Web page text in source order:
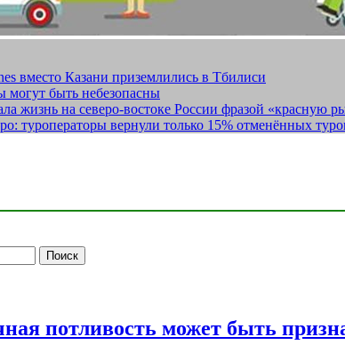
вместо Казани приземлились в Тбилиси
могут быть небезопасны
жизнь на северо-востоке России фразой «красную
туроператоры вернули только 15% отменённых
потливость может быть